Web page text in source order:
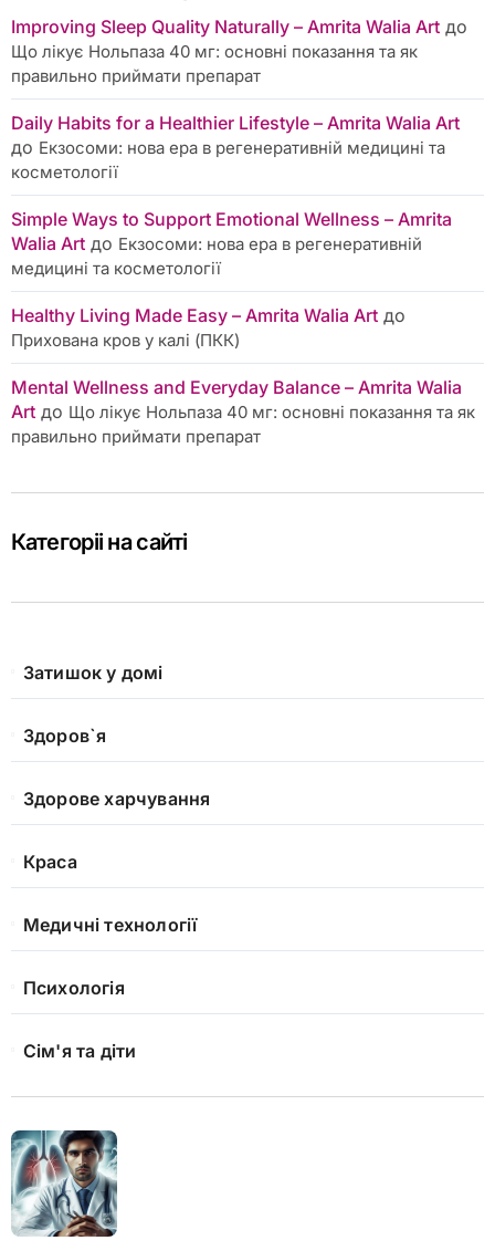
Improving Sleep Quality Naturally – Amrita Walia Artдо
Що лікує Нольпаза 40 мг: основні показання та як
правильно приймати препарат
Daily Habits for a Healthier Lifestyle – Amrita Walia Art
до Екзосоми: нова ера в регенеративній медицині та
косметології
Simple Ways to Support Emotional Wellness – Amrita
Walia Artдо Екзосоми: нова ера в регенеративній
медицині та косметології
Healthy Living Made Easy – Amrita Walia Artдо
Прихована кров у калі (ПКК)
Mental Wellness and Everyday Balance – Amrita Walia
Artдо Що лікує Нольпаза 40 мг: основні показання та як
правильно приймати препарат
Категоріі на сайті
Затишок у домі
Здоров`я
Здорове харчування
Краса
Медичні технології
Психологія
Сім'я та діти